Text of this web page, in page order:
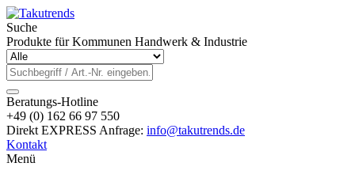
Suche
Produkte für Kommunen Handwerk & Industrie
Beratungs-Hotline
+49 (0) 162 66 97 550
Direkt EXPRESS Anfrage: info@takutrends.de
Kontakt
Menü